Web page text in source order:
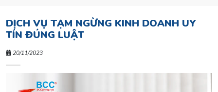
DỊCH VỤ TẠM NGỪNG KINH DOANH UY
TÍN ĐÚNG LUẬT
20/11/2023